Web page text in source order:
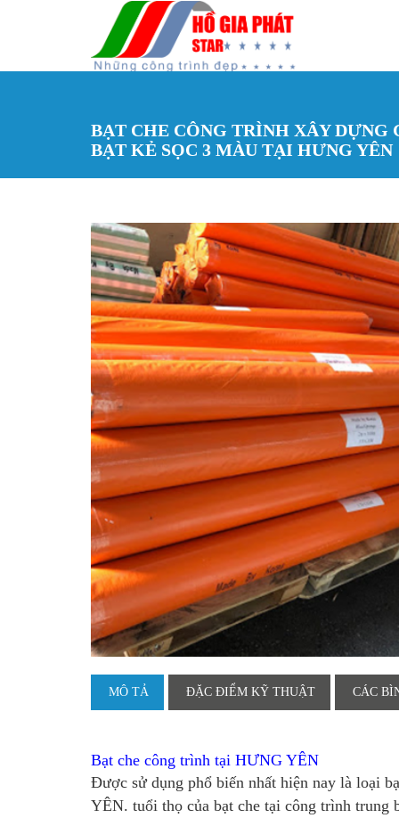
BẠT CHE CÔNG TRÌNH XÂY
BẠT KẺ SỌC 3 MÀU TẠI HƯNG YÊN
MÔ TẢ ĐẶC ĐIỂM KỸ THUẬT CÁC
Bạt che công trình tại HƯNG YÊN
Được sử dụng phổ biến nhất hiện nay là loại
YÊN. tuổi thọ của bạt che tại công trình trung